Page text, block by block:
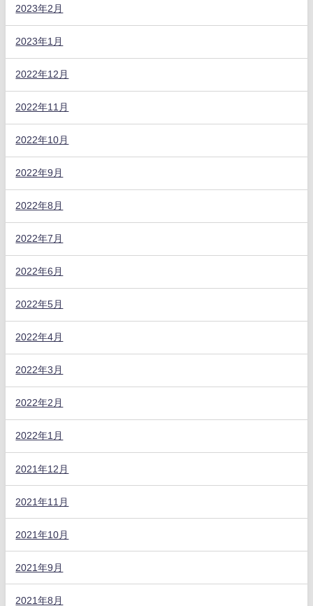
2023年2月
2023年1月
2022年12月
2022年11月
2022年10月
2022年9月
2022年8月
2022年7月
2022年6月
2022年5月
2022年4月
2022年3月
2022年2月
2022年1月
2021年12月
2021年11月
2021年10月
2021年9月
2021年8月